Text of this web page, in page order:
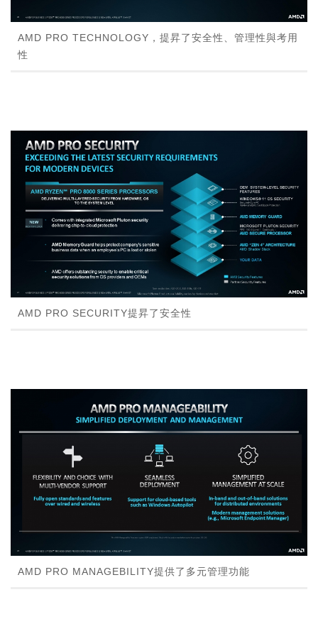
AMD PRO TECHNOLOGY，提昇了安全性、管理性與考用
性
AMD PRO SECURITY提昇了安全性
AMD PRO MANAGEBILITY提供了多元管理功能